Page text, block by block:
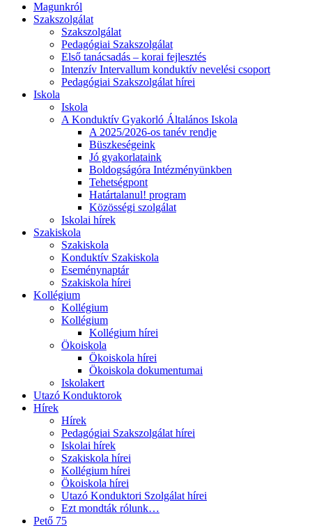
Magunkról
Szakszolgálat
Szakszolgálat
Pedagógiai Szakszolgálat
Első tanácsadás – korai fejlesztés
Intenzív Intervallum konduktív nevelési csoport
Pedagógiai Szakszolgálat hírei
Iskola
Iskola
A Konduktív Gyakorló Általános Iskola
A 2025/2026-os tanév rendje
Büszkeségeink
Jó gyakorlataink
Boldogságóra Intézményünkben
Tehetségpont
Határtalanul! program
Közösségi szolgálat
Iskolai hírek
Szakiskola
Szakiskola
Konduktív Szakiskola
Eseménynaptár
Szakiskola hírei
Kollégium
Kollégium
Kollégium
Kollégium hírei
Ökoiskola
Ökoiskola hírei
Ökoiskola dokumentumai
Iskolakert
Utazó Konduktorok
Hírek
Hírek
Pedagógiai Szakszolgálat hírei
Iskolai hírek
Szakiskola hírei
Kollégium hírei
Ökoiskola hírei
Utazó Konduktori Szolgálat hírei
Ezt mondták rólunk…
Pető 75